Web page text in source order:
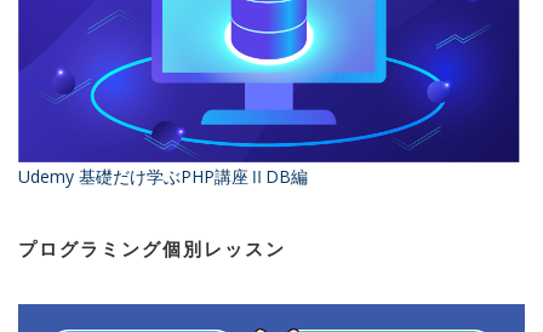
Udemy 基礎だけ学ぶPHP講座ⅡDB編
プログラミング個別レッスン